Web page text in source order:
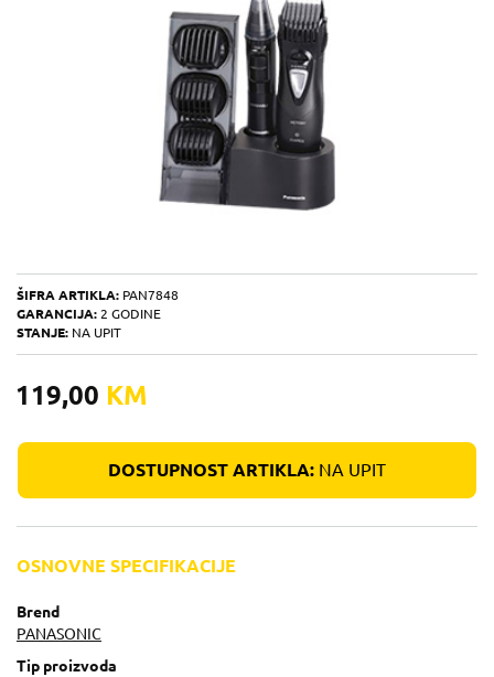
ŠIFRA ARTIKLA: PAN7848
GARANCIJA: 2 GODINE
STANJE: NA UPIT
119,00 KM
DOSTUPNOST ARTIKLA: NA UPIT
OSNOVNE SPECIFIKACIJE
Brend
PANASONIC
Tip proizvoda